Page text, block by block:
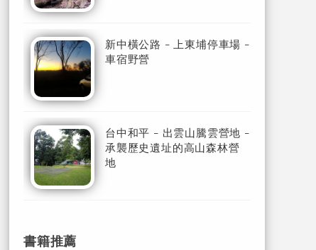
新中橫公路 - 上東埔停車場 -
車宿野營
台中和平 - 出雲山騰雲營地 -
承襲歷史遺址的高山森林營
地
書籍推薦